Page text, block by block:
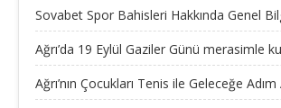
Sovabet Spor Bahisleri Hakkında Genel
Ağrı’da 19 Eylül Gaziler Günü merasimle
Ağrı’nın Çocukları Tenis ile Geleceğe Adım